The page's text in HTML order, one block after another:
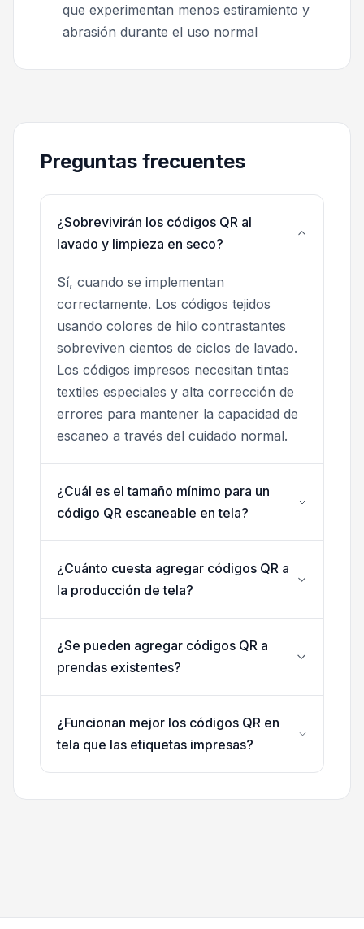
que experimentan menos estiramiento y
abrasión durante el uso normal
Preguntas frecuentes
¿Sobrevivirán los códigos QR al
lavado y limpieza en seco?
Sí, cuando se implementan
correctamente. Los códigos tejidos
usando colores de hilo contrastantes
sobreviven cientos de ciclos de lavado.
Los códigos impresos necesitan tintas
textiles especiales y alta corrección de
errores para mantener la capacidad de
escaneo a través del cuidado normal.
¿Cuál es el tamaño mínimo para un
código QR escaneable en tela?
¿Cuánto cuesta agregar códigos QR a
la producción de tela?
¿Se pueden agregar códigos QR a
prendas existentes?
¿Funcionan mejor los códigos QR en
tela que las etiquetas impresas?